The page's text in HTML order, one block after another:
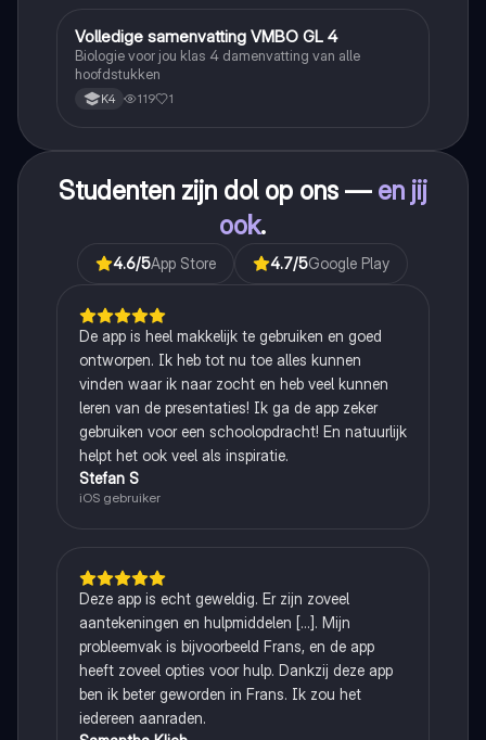
Biologie
Volledige samenvatting VMBO GL 4
Biologie voor jou klas 4 damenvatting van alle
hoofdstukken
K4 119 1
Studenten zijn dol op ons — en jij
ook.
4.6/5App Store 4.7/5Google Play
De app is heel makkelijk te gebruiken en goed
ontworpen. Ik heb tot nu toe alles kunnen
vinden waar ik naar zocht en heb veel kunnen
leren van de presentaties! Ik ga de app zeker
gebruiken voor een schoolopdracht! En natuurlijk
helpt het ook veel als inspiratie.
Stefan S
iOS gebruiker
Deze app is echt geweldig. Er zijn zoveel
aantekeningen en hulpmiddelen [...]. Mijn
probleemvak is bijvoorbeeld Frans, en de app
heeft zoveel opties voor hulp. Dankzij deze app
ben ik beter geworden in Frans. Ik zou het
iedereen aanraden.